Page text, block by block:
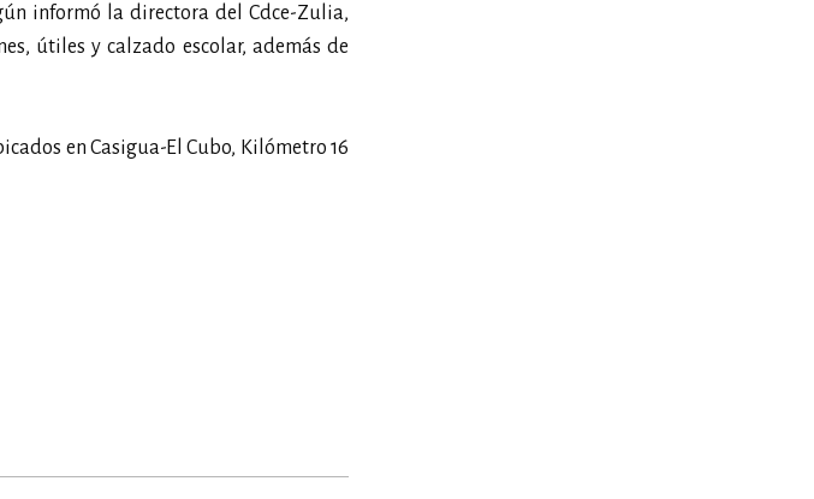
informó la directora del Cdce-Zulia,
útiles y calzado escolar, además de
en Casigua-El Cubo, Kilómetro 16